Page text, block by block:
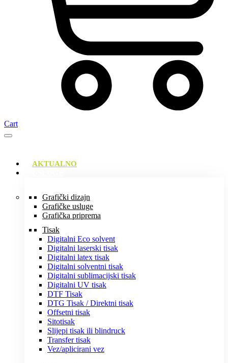
Cart
AKTUALNO
Grafički dizajn
Grafičke usluge
Grafička priprema
Tisak
Digitalni Eco solvent
Digitalni laserski tisak
Digitalni latex tisak
Digitalni solventni tisak
Digitalni sublimacijski tisak
Digitalni UV tisak
DTF Tisak
DTG Tisak / Direktni tisak
Offsetni tisak
Sitotisak
Slijepi tisak ili blindruck
Transfer tisak
Vez/aplicirani vez